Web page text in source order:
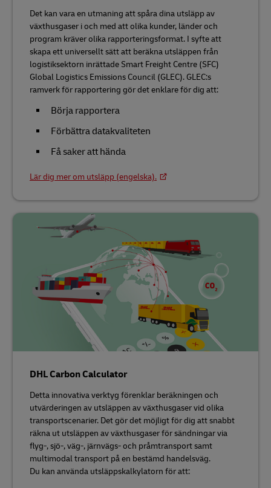
Det kan vara en utmaning att spåra dina utsläpp av
växthusgaser i och med att olika kunder, länder och
program kräver olika rapporteringsformat. I syfte att
skapa ett universellt sätt att beräkna utsläppen från
logistiksektorn inrättade Smart Freight Centre (SFC)
Global Logistics Emissions Council (GLEC). GLEC:s
ramverk för rapportering gör det enklare för dig att:
Börja rapportera
Förbättra datakvaliteten
Få saker att hända
Lär dig mer om utsläpp (engelska).
DHL Carbon Calculator
Detta innovativa verktyg förenklar beräkningen och
utvärderingen av utsläppen av växthusgaser vid olika
transportscenarier. Det gör det möjligt för dig att snabbt
räkna ut utsläppen av växthusgaser för sändningar via
flyg-, sjö-, väg-, järnvägs- och pråmtransport samt
multimodal transport på en bestämd handelsväg.
Du kan använda utsläppskalkylatorn för att: